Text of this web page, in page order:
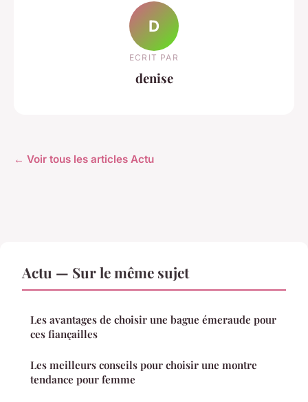
D
ECRIT PAR
denise
← Voir tous les articles Actu
Actu — Sur le même sujet
Les avantages de choisir une bague émeraude pour
ces fiançailles
Les meilleurs conseils pour choisir une montre
tendance pour femme